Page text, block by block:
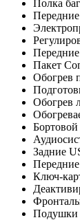
Полка
Пакет
Обогрев
Обогрев
Задние
Ключ-
Подушки